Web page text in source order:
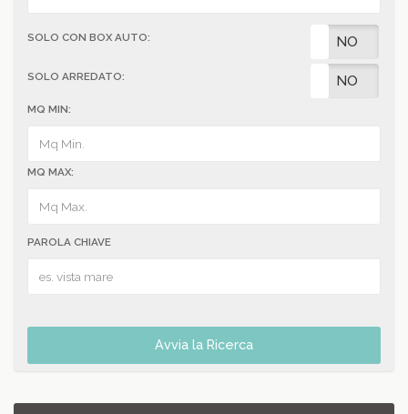
SOLO CON BOX AUTO: NO
SOLO ARREDATO: NO
MQ MIN:
MQ MAX:
PAROLA CHIAVE
Avvia la Ricerca